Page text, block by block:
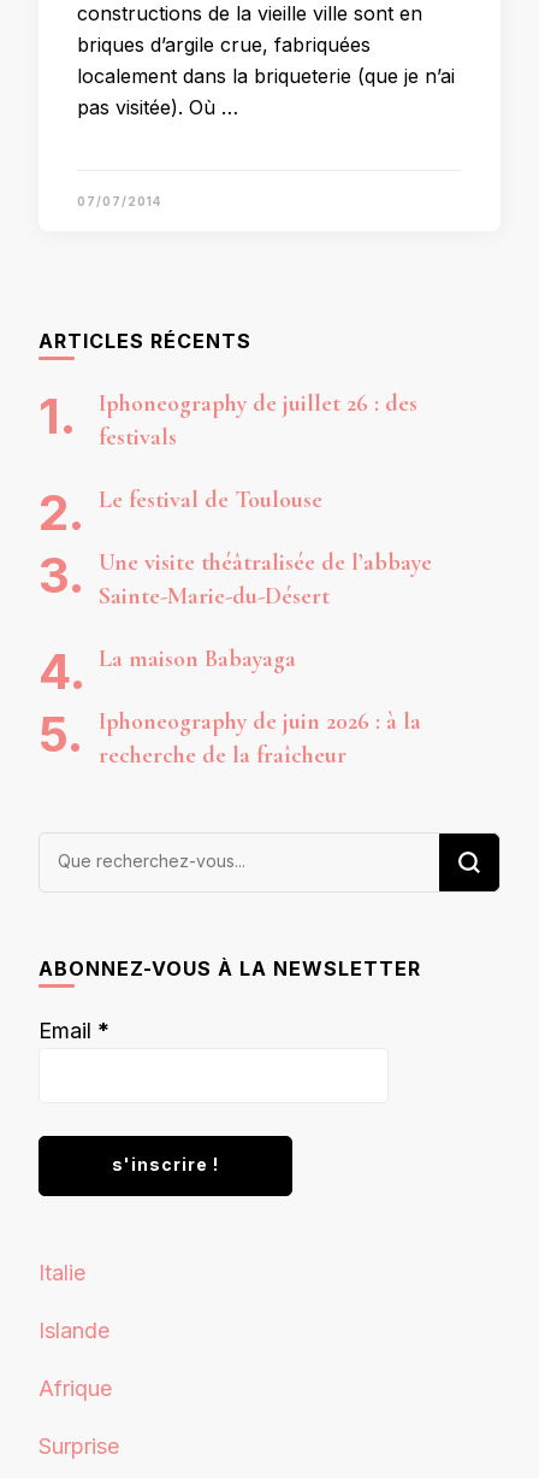
constructions de la vieille ville sont en
briques d’argile crue, fabriquées
localement dans la briqueterie (que je n’ai
pas visitée). Où …
07/07/2014
ARTICLES RÉCENTS
Iphoneography de juillet 26 : des
festivals
Le festival de Toulouse
Une visite théâtralisée de l’abbaye
Sainte-Marie-du-Désert
La maison Babayaga
Iphoneography de juin 2026 : à la
recherche de la fraîcheur
Vous
ABONNEZ-VOUS À LA NEWSLETTER
Email *
Italie
Islande
Afrique
Surprise